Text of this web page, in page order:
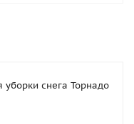
снега Торнадо